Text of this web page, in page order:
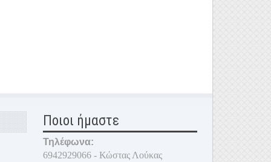
Ποιοι ήμαστε
Τηλέφωνα:
6942929066 - Κώστας Λούκας